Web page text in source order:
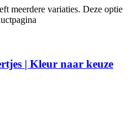
meerdere variaties. Deze optie
| Kleur naar keuze